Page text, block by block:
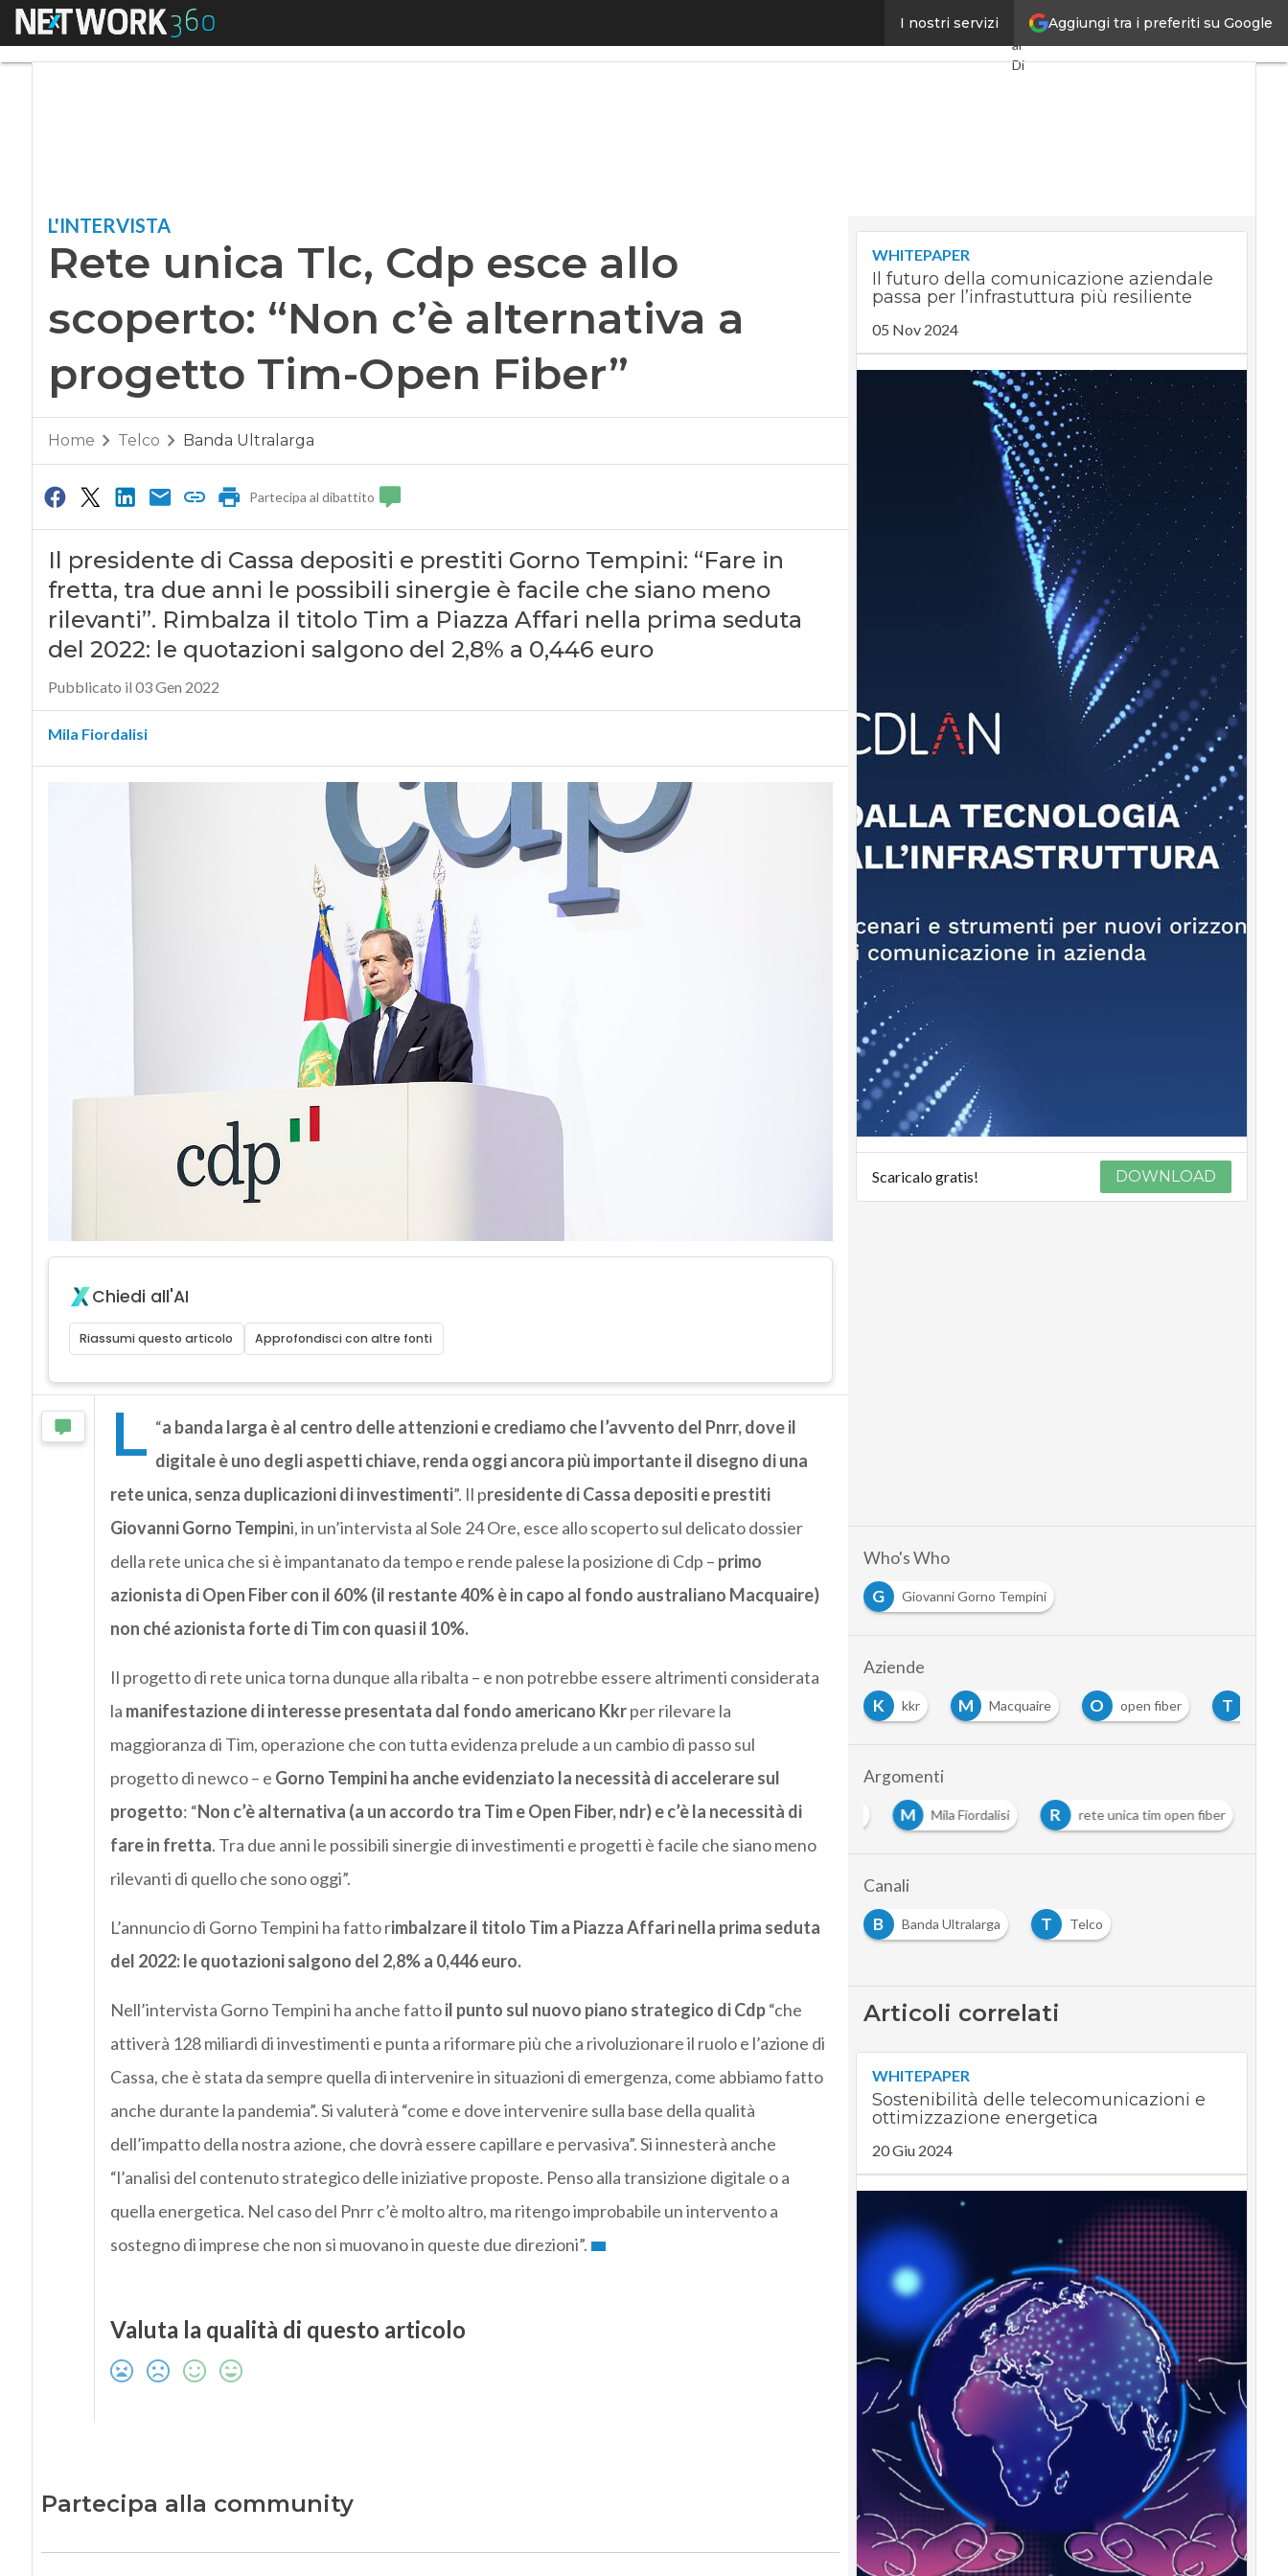
Aggiungi tra i preferiti su Google
I nostri servizi
Menu Rete unica Tlc, Cdp esce allo scoperto: “Non c’è alternativa a progetto Tim-Open Fiber”
Ultimi
articoli
Digital
artificiale
Videointerviste
CorCom
Podcast
Privacy
L'INTERVISTA
Rete unica Tlc, Cdp esce allo
scoperto: “Non c’è alternativa a
progetto Tim-Open Fiber”
Home Telco Banda Ultralarga
Partecipa al dibattito
Il presidente di Cassa depositi e prestiti Gorno Tempini: “Fare in
fretta, tra due anni le possibili sinergie è facile che siano meno
rilevanti”. Rimbalza il titolo Tim a Piazza Affari nella prima seduta
del 2022: le quotazioni salgono del 2,8% a 0,446 euro
Pubblicato il 03 Gen 2022
Mila Fiordalisi
Chiedi all'AI
Riassumi questo articolo Approfondisci con altre fonti
“
L
a banda larga è al centro delle attenzioni e crediamo che l’avvento del Pnrr, dove il
digitale è uno degli aspetti chiave, renda oggi ancora più importante il disegno di una
rete unica, senza duplicazioni di investimenti”. Il presidente di Cassa depositi e prestiti
Giovanni Gorno Tempini, in un’intervista al Sole 24 Ore, esce allo scoperto sul delicato dossier
della rete unica che si è impantanato da tempo e rende palese la posizione di Cdp – primo
azionista di Open Fiber con il 60% (il restante 40% è in capo al fondo australiano Macquaire)
non ché azionista forte di Tim con quasi il 10%.
Il progetto di rete unica torna dunque alla ribalta – e non potrebbe essere altrimenti considerata
la manifestazione di interesse presentata dal fondo americano Kkrper rilevare la
maggioranza di Tim, operazione che con tutta evidenza prelude a un cambio di passo sul
progetto di newco – e Gorno Tempini ha anche evidenziato la necessità di accelerare sul
progetto: “Non c’è alternativa (a un accordo tra Tim e Open Fiber, ndr) e c’è la necessità di
fare in fretta. Tra due anni le possibili sinergie di investimenti e progetti è facile che siano meno
rilevanti di quello che sono oggi”.
L’annuncio di Gorno Tempini ha fatto rimbalzare il titolo Tim a Piazza Affari nella prima seduta
del 2022: le quotazioni salgono del 2,8% a 0,446 euro.
Nell’intervista Gorno Tempini ha anche fattoil punto sul nuovo piano strategico di Cdp“che
attiverà 128 miliardi di investimenti e punta a riformare più che a rivoluzionare il ruolo e l’azione di
Cassa, che è stata da sempre quella di intervenire in situazioni di emergenza, come abbiamo fatto
anche durante la pandemia”. Si valuterà “come e dove intervenire sulla base della qualità
dell’impatto della nostra azione, che dovrà essere capillare e pervasiva”. Si innesterà anche
“l’analisi del contenuto strategico delle iniziative proposte. Penso alla transizione digitale o a
quella energetica. Nel caso del Pnrr c’è molto altro, ma ritengo improbabile un intervento a
sostegno di imprese che non si muovano in queste due direzioni”.
Valuta la qualità di questo articolo
Partecipa alla community
WHITEPAPER
Il futuro della comunicazione aziendale
passa per l’infrastuttura più resiliente
05 Nov 2024
Scaricalo gratis! DOWNLOAD
Who's Who
G
Giovanni Gorno Tempini
Aziende
kkr Macquaire open fiber tim
Argomenti
B
banda ultralarga M Mila Fiordalisi R rete unica tim open fiber
Canali
B
Banda Ultralarga T Telco
Articoli correlati
WHITEPAPER
Sostenibilità delle telecomunicazioni e
ottimizzazione energetica
20 Giu 2024